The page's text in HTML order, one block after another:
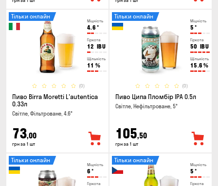
Міцність
4.6 °
Гіркота
12 IBU
Щільність
11 %
(0)
Тільки онлайн
Пиво Birra Moretti L'autentica
0.33л
Світле, Фільтроване, 4.6°
73,00
грн за 1 шт
Міцність
5 °
Гіркота
50 IBU
Щільність
15.6 %
(0)
Тільки онлайн
Пиво Ципа Пломбір IPA 0.5л
Світле, Нефільтроване, 5°
105,50
грн за 1 шт
Міцність
6 °
Гіркота
Тільки онлайн
Міцність
5 °
Гіркота
Тільки онлайн